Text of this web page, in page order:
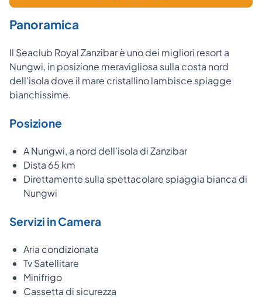
Panoramica
Il Seaclub Royal Zanzibar è uno dei migliori resort a
Nungwi, in posizione meravigliosa sulla costa nord
dell'isola dove il mare cristallino lambisce spiagge
bianchissime.
Posizione
A Nungwi, a nord dell'isola di Zanzibar
Dista 65 km
Direttamente sulla spettacolare spiaggia bianca di
Nungwi
Servizi in Camera
Aria condizionata
Tv Satellitare
Minifrigo
Cassetta di sicurezza